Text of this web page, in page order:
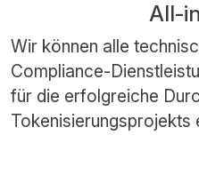
All-
Wir können alle
Compliance-
für die erfolgreiche
Tokenisierungsprojekts